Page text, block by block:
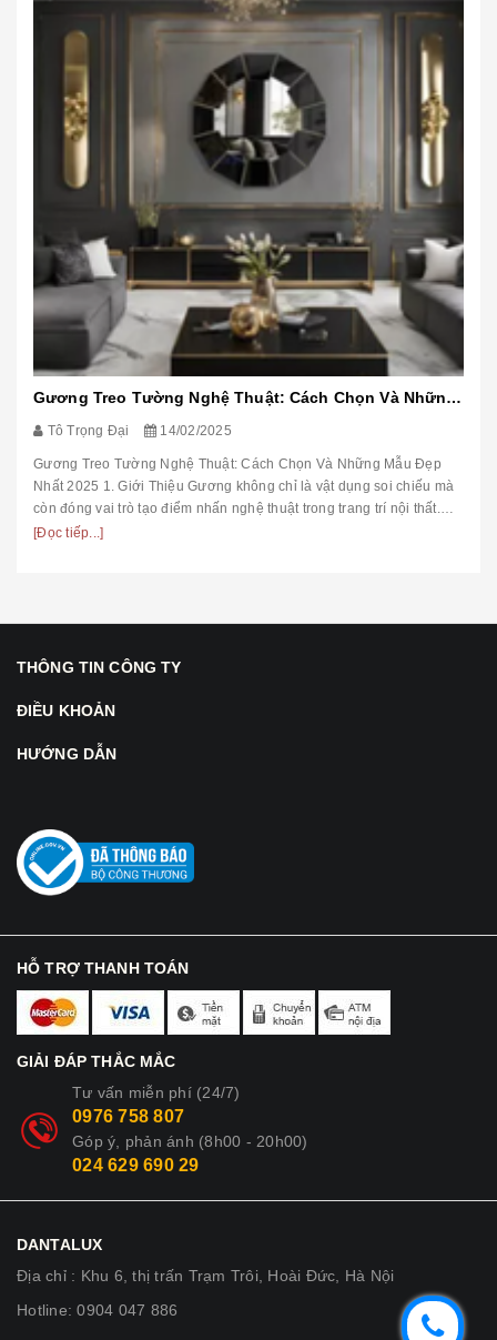
Gương Treo Tường Nghệ Thuật: Cách Chọn Và Những Mẫu Đẹp Nhất 2025
Tô Trọng Đại 14/02/2025
Gương Treo Tường Nghệ Thuật: Cách Chọn Và Những Mẫu Đẹp
Nhất 2025 1. Giới Thiệu Gương không chỉ là vật dụng soi chiếu mà
còn đóng vai trò tạo điểm nhấn nghệ thuật trong trang trí nội thất.
Trong ...
[Đọc tiếp...]
THÔNG TIN CÔNG TY
ĐIỀU KHOẢN
HƯỚNG DẪN
HỖ TRỢ THANH TOÁN
GIẢI ĐÁP THẮC MẮC
Tư vấn miễn phí (24/7)
0976 758 807
Góp ý, phản ánh (8h00 - 20h00)
024 629 690 29
DANTALUX
Địa chỉ : Khu 6, thị trấn Trạm Trôi, Hoài Đức, Hà Nội
Hotline: 0904 047 886